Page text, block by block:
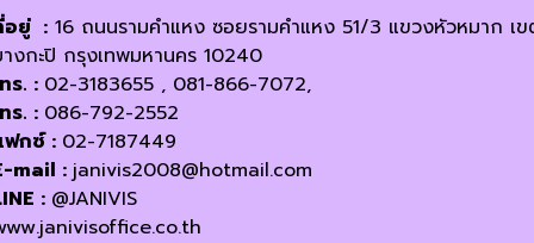
อยู่ : 16 ถนนรามคำแหง ซอยรามคำแหง 51/3 แขวงหัวหมาก เ
งกะปิ กรุงเทพมหานคร 10240
ร. : 02-3183655 , 081-866-7072,
ร. : 086-792-2552
กซ์ : 02-7187449
mail : janivis2008@hotmail.com
: @JANIVIS